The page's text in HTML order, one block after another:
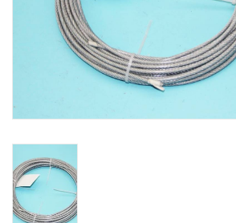
Niro Schäkel
Niro Drahtseilspanner
Niro Haken